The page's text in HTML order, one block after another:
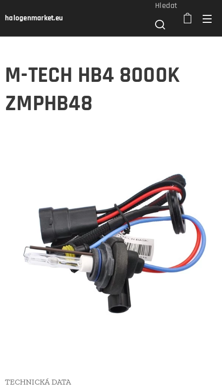
halogenmarket.eu
Hledat
M-TECH HB4 8000K
ZMPHB48
TECHNICKÁ DATA